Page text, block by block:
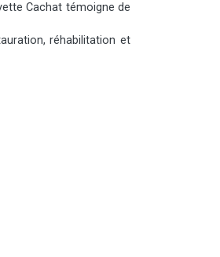
Cachat témoigne de
réhabilitation et